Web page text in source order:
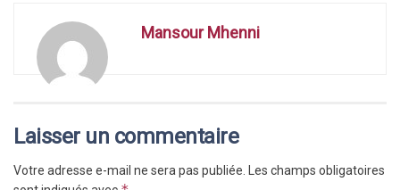
Mansour Mhenni
Laisser un commentaire
Votre adresse e-mail ne sera pas publiée.
Les champs obligatoires